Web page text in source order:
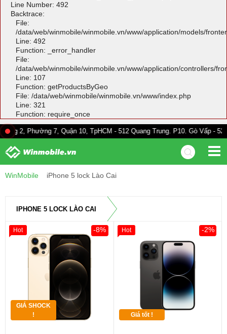
Line Number: 492
Backtrace:
File:
/data/web/winmobile/winmobile.vn/www/application/models/
Line: 492
Function: _error_handler
File:
/data/web/winmobile/winmobile.vn/www/application/controllers/
Line: 107
Function: getProductsByGeo
File: /data/web/winmobile/winmobile.vn/www/index.php
Line: 321
Function: require_once
7, Quận 10, TpHCM - 512 Quang Trung. P10. Gò Vấp - 528A Trường
WinMobile iPhone 5 lock Lào Cai
IPHONE 5 LOCK LÀO CAI
GIÁ SHOCK
!
-8%
Hot
Giá tốt !
-2%
Hot